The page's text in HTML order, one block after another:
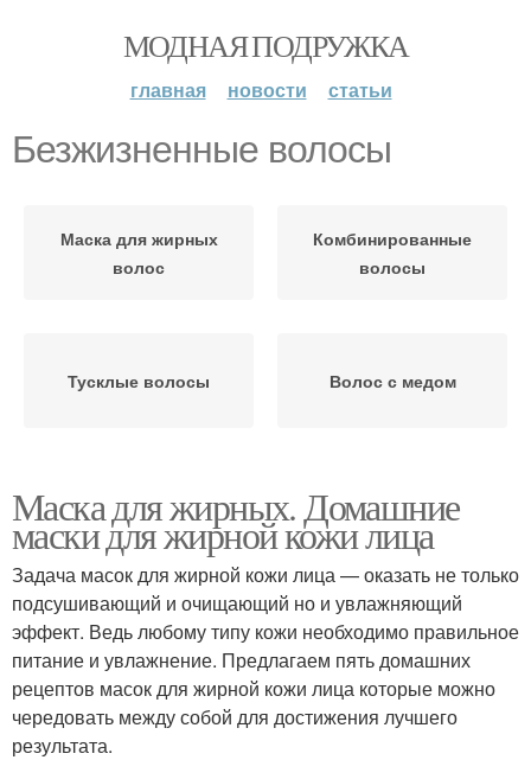
МОДНАЯ ПОДРУЖКА
главная новости статьи
Безжизненные волосы
Маска для жирных
волос
Комбинированные
волосы
Тусклые волосы Волос с медом
Маска для жирных. Домашние
маски для жирной кожи лица
Задача масок для жирной кожи лица — оказать не только
подсушивающий и очищающий но и увлажняющий
эффект. Ведь любому типу кожи необходимо правильное
питание и увлажнение. Предлагаем пять домашних
рецептов масок для жирной кожи лица которые можно
чередовать между собой для достижения лучшего
результата.